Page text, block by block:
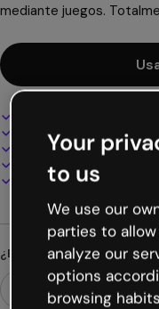
mediante juegos.
100% personalizable
Añade audio, vídeo y
Presenta, comparte o
Descarga en PDF, MP4
¿Buscas algo diferente?
Your
to us
We use our
parties to
analyze our
options
browsing